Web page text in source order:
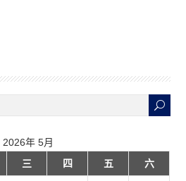
2026年 5月
三 四 五 六